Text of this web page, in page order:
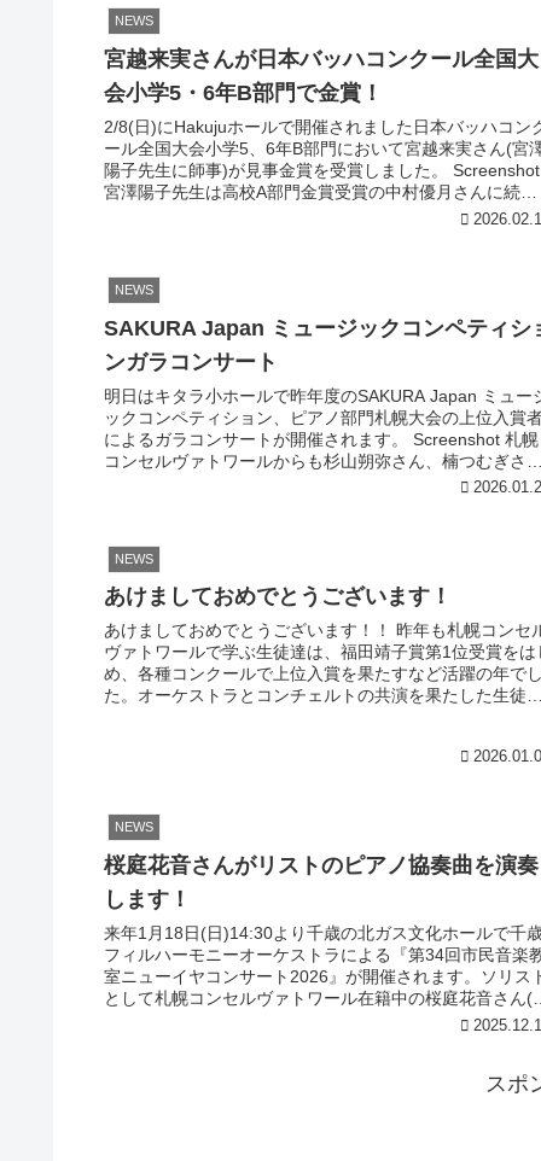
NEWS
宮越来実さんが日本バッハコンクール全国大
会小学5・6年B部門で金賞！
2/8(日)にHakujuホールで開催されました日本バッハコン
ール全国大会小学5、6年B部門において宮越来実さん(宮
陽子先生に師事)が見事金賞を受賞しました。 Screenshot
宮澤陽子先生は高校A部門金賞受賞の中村優月さんに続く
NEWS
SAKURA Japan ミュージックコンペティシ
ンガラコンサート
明日はキタラ小ホールで昨年度のSAKURA Japan ミュー
ックコンペティション、ピアノ部門札幌大会の上位入賞
によるガラコンサートが開催されます。 Screenshot 札幌
コンセルヴァトワールからも杉山朔弥さん、楠つむぎさ
NEWS
あけましておめでとうございます！
あけましておめでとうございます！！ 昨年も札幌コンセ
ヴァトワールで学ぶ生徒達は、福田靖子賞第1位受賞をは
め、各種コンクールで上位入賞を果たすなど活躍の年でし
た。オーケストラとコンチェルトの共演を果たした生徒さ
NEWS
桜庭花音さんがリストのピアノ協奏曲を演奏
します！
来年1月18日(日)14:30より千歳の北ガス文化ホールで千
フィルハーモニーオーケストラによる『第34回市民音楽
室ニューイヤコンサート2026』が開催されます。ソリス
として札幌コンセルヴァトワール在籍中の桜庭花音さん(中
スポ